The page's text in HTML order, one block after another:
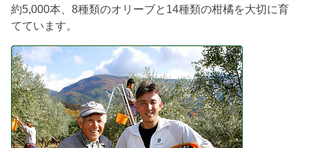
約5,000本、8種類のオリーブと14種類の柑橘を大切に育
てています。